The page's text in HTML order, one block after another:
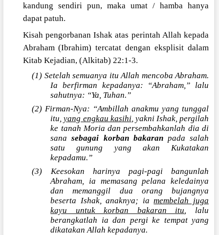
kandung sendiri pun, maka umat / hamba hanya
dapat patuh.
Kisah pengorbanan Ishak atas perintah Allah kepada
Abraham (Ibrahim) tercatat dengan eksplisit dalam
Kitab Kejadian, (Alkitab) 22:1-3.
(1) Setelah semuanya itu Allah mencoba Abraham.
Ia berfirman kepadanya: “Abraham,” lalu
sahutnya: “Ya, Tuhan.”
(2) Firman-Nya: “Ambillah anakmu yang tunggal
itu,yang engkau kasihi , yakni Ishak, pergilah
ke tanah Moria dan persembahkanlah dia di
sanasebagai korban bakaranpada salah
satu gunung yang akan Kukatakan
kepadamu.”
(3) Keesokan harinya pagi-pagi bangunlah
Abraham, ia memasang pelana keledainya
dan memanggil dua orang bujangnya
beserta Ishak, anaknya; iamembelah juga
kayu untuk korban bakaran itu , lalu
berangkatlah ia dan pergi ke tempat yang
dikatakan Allah kepadanya.